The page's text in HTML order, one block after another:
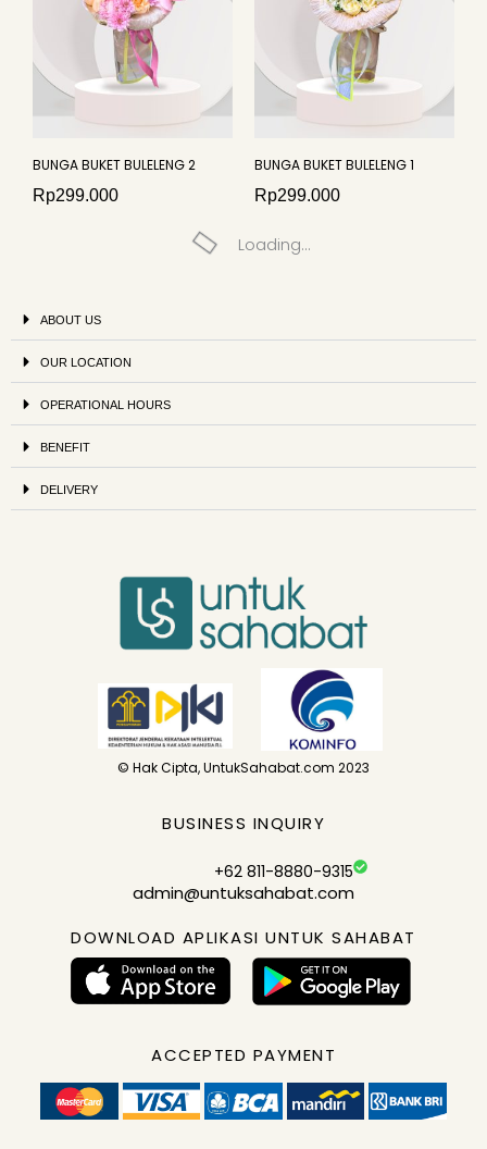
BUNGA BUKET BULELENG 2
Rp299.000
BUNGA BUKET BULELENG 1
Rp299.000
Loading...
ABOUT US
OUR LOCATION
OPERATIONAL HOURS
BENEFIT
DELIVERY
© Hak Cipta, UntukSahabat.com 2023
BUSINESS INQUIRY
+62 811-8880-9315
admin@untuksahabat.com
DOWNLOAD APLIKASI UNTUK SAHABAT
ACCEPTED PAYMENT